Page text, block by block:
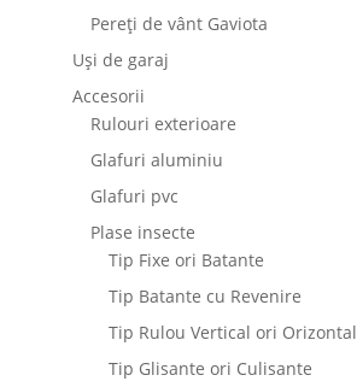
Pereți de vânt Gaviota
Uși de garaj
Accesorii
Rulouri exterioare
Glafuri aluminiu
Glafuri pvc
Plase insecte
Tip Fixe ori Batante
Tip Batante cu Revenire
Tip Rulou Vertical ori Orizontal
Tip Glisante ori Culisante